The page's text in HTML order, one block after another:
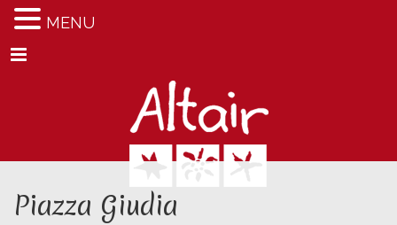
Menu
Piazza Giudia
MENU